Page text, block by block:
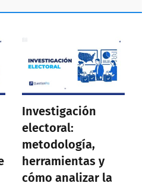
Investigación
electoral:
metodología,
herramientas y
cómo analizar la